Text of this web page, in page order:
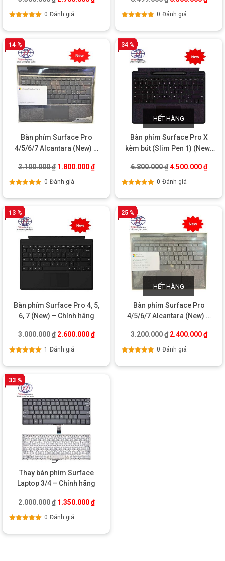
0 Đánh giá 0 Đánh giá
14 %
Bàn phím Surface Pro
4/5/6/7 Alcantara (New) –
2.100.000₫ Giá gốc là: 2.100.000 ₫.
1.800.000₫Giá hiện tại là: 1.800.000 ₫.
0 Đánh giá
34 %
HẾT HÀNG
Bàn phím Surface Pro X
kèm bút (Slim Pen 1) (New)
6.800.000₫ Giá gốc là:
4.500.000₫Giá
0 Đánh giá
13 %
Bàn phím Surface Pro 4, 5,
6, 7 (New) – Chính hãng
3.000.000₫ Giá gốc là: 3.000.000 ₫.
2.600.000₫Giá hiện tại là: 2.600.000 ₫.
1 Đánh giá
25 %
HẾT HÀNG
Bàn phím Surface Pro
4/5/6/7 Alcantara (New) –
3.200.000₫ Giá gốc là:
2.400.000₫Giá
0 Đánh giá
33 %
Thay bàn phím Surface
Laptop 3/4 – Chính hãng
2.000.000₫ Giá gốc là: 2.000.000 ₫.
1.350.000₫Giá hiện tại là: 1.350.000 ₫.
0 Đánh giá